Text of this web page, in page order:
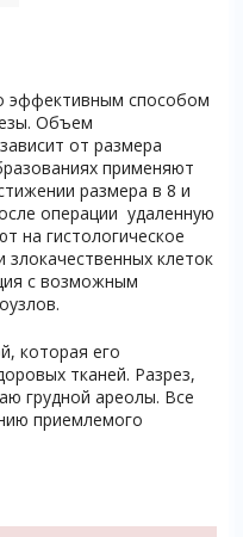
эффективным способом
Объем
от размера
применяют
размера в 8 и
операции удаленную
на гистологическое
клеток
с возможным
которая его
тканей. Разрез,
грудной ареолы. Все
приемлемого